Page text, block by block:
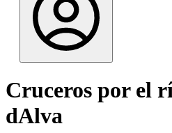
Cruceros por el
dAlva